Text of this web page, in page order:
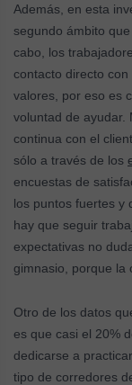
Además, en esta
segundo ámbito
cabo, los
contacto directo
valores, por eso es
voluntad de ayudar.
continua con el
sólo a través de los
encuestas de
los puntos fuertes y
hay que seguir
expectativas no
gimnasio, porque la
Otro de los datos
es que casi el 20%
dedicarse a
tipo de corredores